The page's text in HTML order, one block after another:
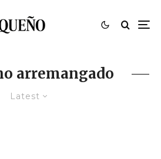
arremangado
Latest